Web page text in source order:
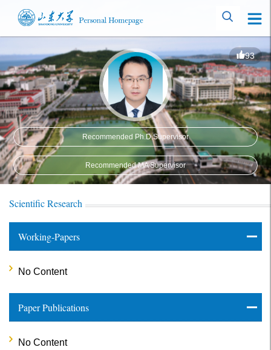
93
Recommended Ph.D.Supervisor
Recommended MA Supervisor
Scientific Research
Working-Papers
No Content
Paper Publications
No Content